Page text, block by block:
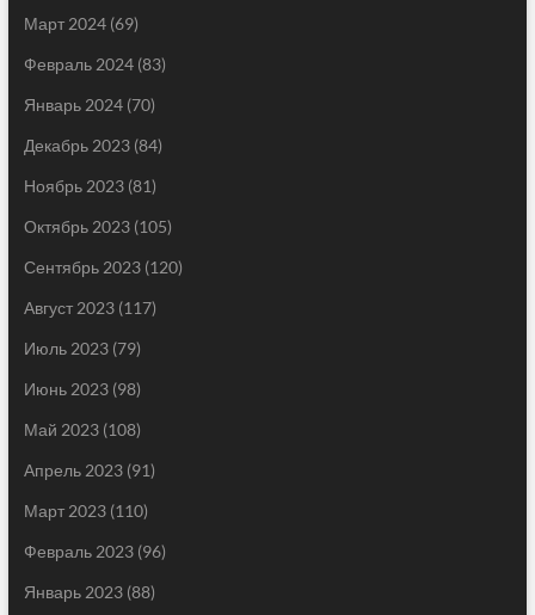
Март 2024(69)
Февраль 2024(83)
Январь 2024(70)
Декабрь 2023(84)
Ноябрь 2023(81)
Октябрь 2023(105)
Сентябрь 2023(120)
Август 2023(117)
Июль 2023(79)
Июнь 2023(98)
Май 2023(108)
Апрель 2023(91)
Март 2023(110)
Февраль 2023(96)
Январь 2023(88)